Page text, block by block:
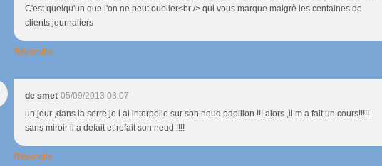
C'est quelqu'un que l'on ne peut oublier<br /> qui vous marque malgrè les centaines de
clients journaliers
Répondre
de smet 05/09/2013 08:07
un jour ,dans la serre je l ai interpelle sur son neud papillon !!! alors ,il m a fait un cours!!!!!
sans miroir il a defait et refait son neud !!!!
Répondre